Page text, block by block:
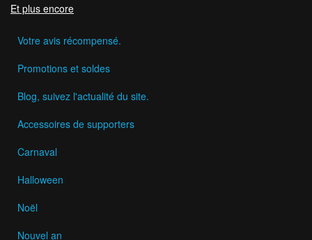
Et plus encore
Votre avis récompensé.
Promotions et soldes
Blog, suivez l'actualité du site.
Accessoires de supporters
Carnaval
Halloween
Noël
Nouvel an